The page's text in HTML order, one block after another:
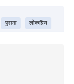
पुराना लोकप्रिय